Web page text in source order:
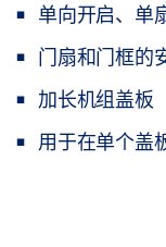
单向开启、单
门扇和门框的
加长机组盖板
用于在单个盖